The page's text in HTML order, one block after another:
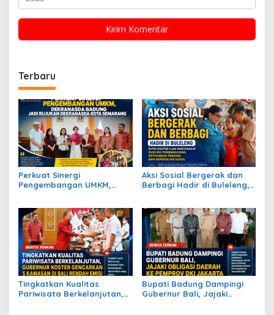
Terbaru
Perkuat Sinergi
Pengembangan UMKM,
Semarang
Aksi Sosial Bergerak dan
Berbagi Hadir di Buleleng,
Pembangunan, Ketahanan
Pangan, dan Kepedulian
Sosial
Tingkatkan Kualitas
Pariwisata Berkelanjutan,
Bupati Badung Dampingi
Gubernur Bali, Jajaki